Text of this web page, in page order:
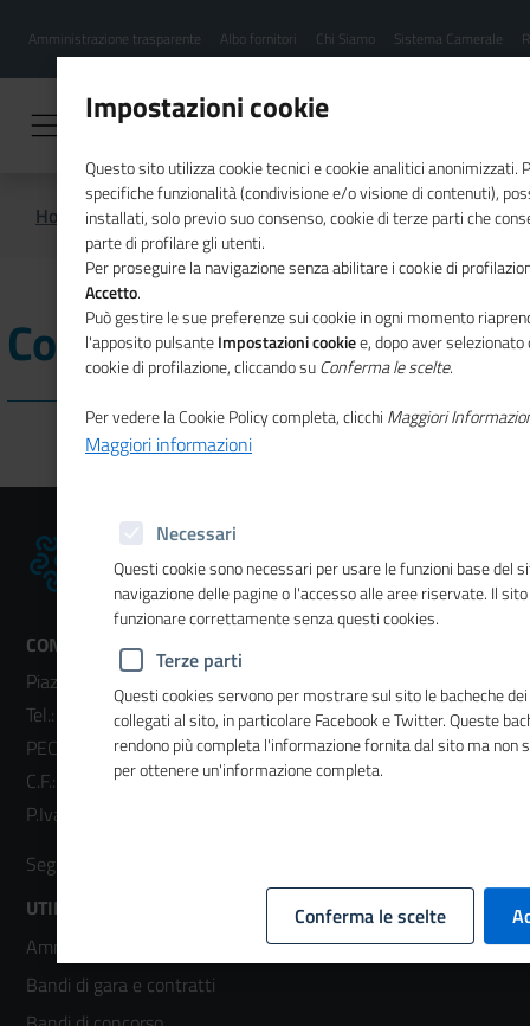
contenuto
Menu
hamburgher
Amministrazione trasparente Albo fornitori Chi Siamo Sistema Camerale
Home CSR Comunicazione
Comunicazione
CONTATTI
Piazza Sallustio, 21 - 00187 Roma
Tel.:
06 47041- Fax:06 4704240
PEC:
unioncamere@cert.legalmail.it
C.F.: 01484460587
P.Iva: 01000211001
Seguici su:
Footer
menù
UTILITÀ
Amministrazione trasparente
Bandi di gara e contratti
Impostazioni cookie
Questo sito utilizza cookie tecnici e cookie analitici anonimizzati.
specifiche funzionalità (condivisione e/o visione di contenuti),
installati, solo previo suo consenso, cookie di terze parti che
parte di profilare gli utenti.
Per proseguire la navigazione senza abilitare i cookie di
Accetto.
Può gestire le sue preferenze sui cookie in ogni momento
l'apposito pulsanteImpostazioni cookiee, dopo aver
cookie di profilazione, cliccando suConferma le scelte.
Per vedere la Cookie Policy completa, clicchi Maggiori
Maggiori informazioni
Necessari
Questi cookie sono necessari per usare le funzioni base del
navigazione delle pagine o l'accesso alle aree riservate. Il
funzionare correttamente senza questi cookies.
Terze parti
Questi cookies servono per mostrare sul sito le bacheche
collegati al sito, in particolare Facebook e Twitter. Queste
rendono più completa l'informazione fornita dal sito ma non
per ottenere un'informazione completa.
Conferma le scelte